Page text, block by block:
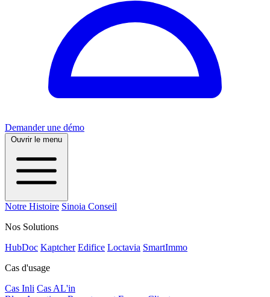
Demander une démo
Ouvrir le menu
Notre Histoire Sinoia Conseil
Nos Solutions
HubDoc Kaptcher Edifice Loctavia SmartImmo
Cas d'usage
Cas Inli Cas AL'in